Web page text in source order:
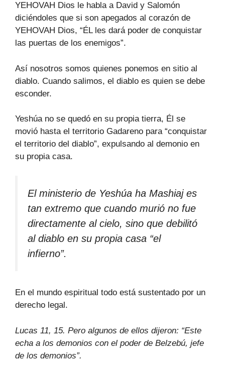
YEHOVAH Dios le habla a David y Salomón
diciéndoles que si son apegados al corazón de
YEHOVAH Dios, “ÉL les dará poder de conquistar
las puertas de los enemigos”.
Así nosotros somos quienes ponemos en sitio al
diablo. Cuando salimos, el diablo es quien se debe
esconder.
Yeshúa no se quedó en su propia tierra, Él se
movió hasta el territorio Gadareno para “conquistar
el territorio del diablo”, expulsando al demonio en
su propia casa.
El ministerio de Yeshúa ha Mashiaj es
tan extremo que cuando murió no fue
directamente al cielo, sino que debilitó
al diablo en su propia casa “el
infierno”.
En el mundo espiritual todo está sustentado por un
derecho legal.
Lucas 11, 15. Pero algunos de ellos dijeron: “Este
echa a los demonios con el poder de Belzebú, jefe
de los demonios”.